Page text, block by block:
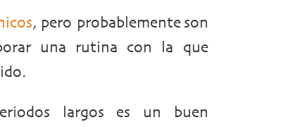
, pero probablemente son
una rutina con la que
largos es un buen